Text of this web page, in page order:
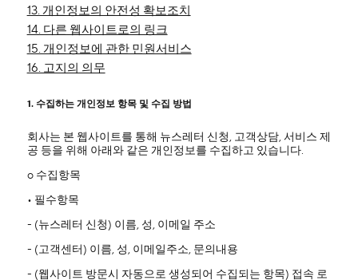
13. 개인정보의 안전성 확보조치
14. 다른 웹사이트로의 링크
15. 개인정보에 관한 민원서비스
16. 고지의 의무
1. 수집하는 개인정보 항목 및 수집 방법
회사는 본 웹사이트를 통해 뉴스레터 신청, 고객상담, 서비스 제
공 등을 위해 아래와 같은 개인정보를 수집하고 있습니다.
ο 수집항목
• 필수항목
- (뉴스레터 신청) 이름, 성, 이메일 주소
- (고객센터) 이름, 성, 이메일주소, 문의내용
- (웹사이트 방문시 자동으로 생성되어 수집되는 항목) 접속 로